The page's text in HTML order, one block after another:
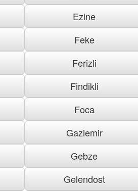
Ezine
Feke
Ferizli
Findikli
Foca
Gaziemir
Gebze
Gelendost